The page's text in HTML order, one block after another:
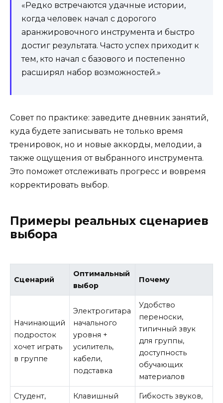
«Редко встречаются удачные истории,
когда человек начал с дорогого
аранжировочного инструмента и быстро
достиг результата. Часто успех приходит к
тем, кто начал с базового и постепенно
расширял набор возможностей.»
Совет по практике: заведите дневник занятий,
куда будете записывать не только время
тренировок, но и новые аккорды, мелодии, а
также ощущения от выбранного инструмента.
Это поможет отслеживать прогресс и вовремя
корректировать выбор.
Примеры реальных сценариев
выбора
Сценарий
Оптимальный
выбор
Почему
Начинающий
подросток
хочет играть
в группе
Электрогитара
начального
уровня +
усилитель,
кабели,
подставка
Удобство
переноски,
типичный звук
для группы,
доступность
обучающих
материалов
Студент,
Клавишный
Гибкость звуков,